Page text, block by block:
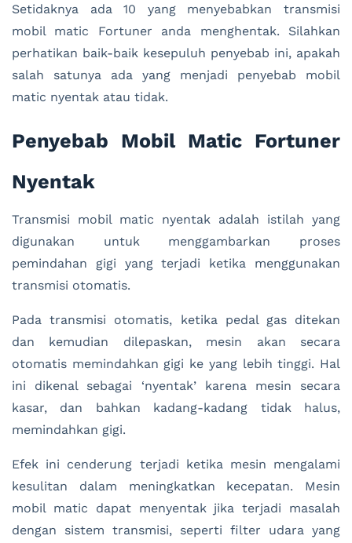
Setidaknya ada 10 yang menyebabkan transmisi
mobil matic Fortuner anda menghentak. Silahkan
perhatikan baik-baik kesepuluh penyebab ini, apakah
salah satunya ada yang menjadi penyebab mobil
matic nyentak atau tidak.
Penyebab Mobil Matic Fortuner
Nyentak
Transmisi mobil matic nyentak adalah istilah yang
digunakan untuk menggambarkan proses
pemindahan gigi yang terjadi ketika menggunakan
transmisi otomatis.
Pada transmisi otomatis, ketika pedal gas ditekan
dan kemudian dilepaskan, mesin akan secara
otomatis memindahkan gigi ke yang lebih tinggi. Hal
ini dikenal sebagai ‘nyentak’ karena mesin secara
kasar, dan bahkan kadang-kadang tidak halus,
memindahkan gigi.
Efek ini cenderung terjadi ketika mesin mengalami
kesulitan dalam meningkatkan kecepatan. Mesin
mobil matic dapat menyentak jika terjadi masalah
dengan sistem transmisi, seperti filter udara yang